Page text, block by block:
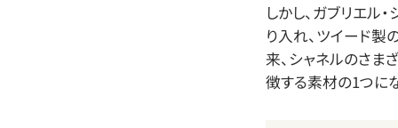
しかし、ガブリエル
り入れ、ツイード製
来、シャネルのさま
徴する素材の1つに